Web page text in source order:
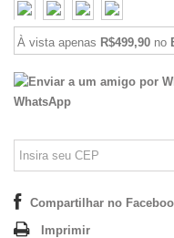
À vista apenas R$499,90 no
WhatsApp
Compartilhar no
Imprimir